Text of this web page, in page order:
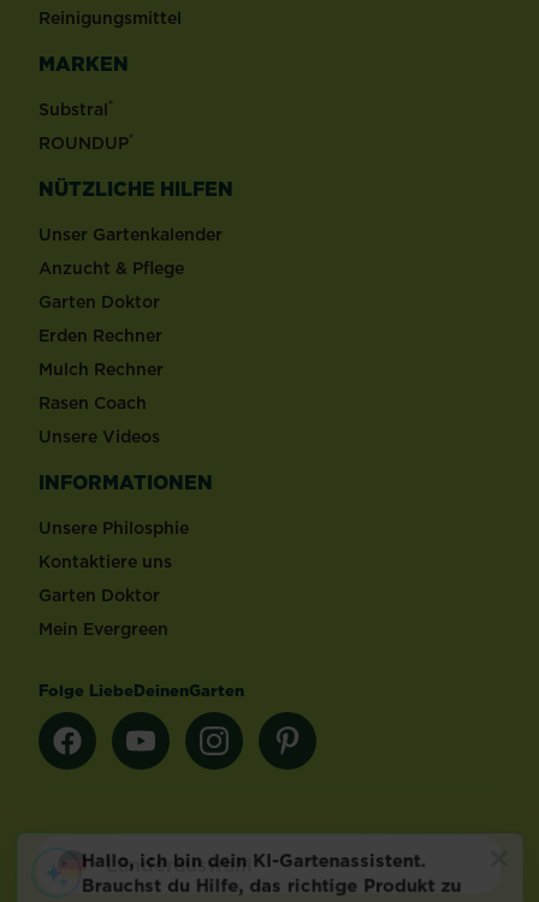
Reinigungsmittel
MARKEN
Substral®
ROUNDUP®
NÜTZLICHE HILFEN
Unser Gartenkalender
Anzucht & Pflege
Garten Doktor
Erden Rechner
Mulch Rechner
Rasen Coach
Unsere Videos
INFORMATIONEN
Unsere Philosphie
Kontaktiere uns
Garten Doktor
Mein Evergreen
Folge LiebeDeinenGarten
Länderauswahl